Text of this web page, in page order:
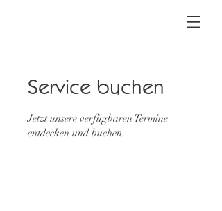
Service buchen
Jetzt unsere verfügbaren Termine
entdecken und buchen.